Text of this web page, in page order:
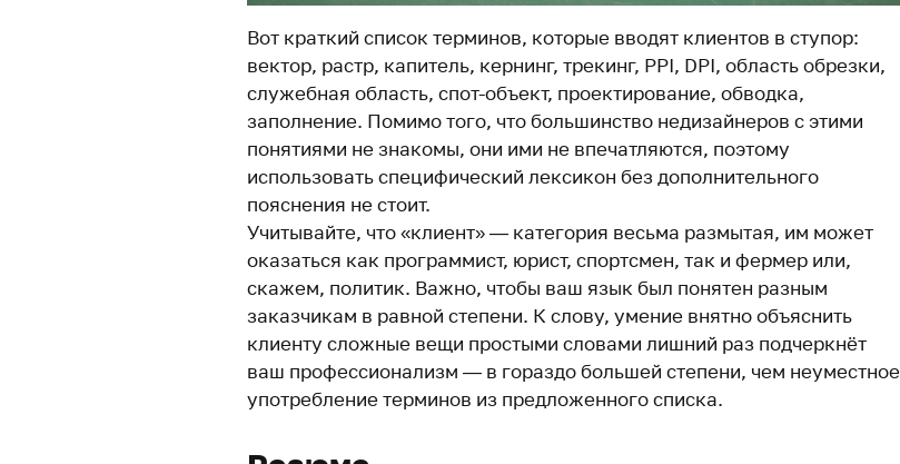
Вот краткий список терминов, которые вводят клиентов в ступор:
вектор, растр, капитель, кернинг, трекинг, PPI, DPI, область обрезки,
служебная область, спот-объект, проектирование, обводка,
заполнение. Помимо того, что большинство недизайнеров с этими
понятиями не знакомы, они ими не впечатляются, поэтому
использовать специфический лексикон без дополнительного
пояснения не стоит.
Учитывайте, что «клиент» — категория весьма размытая, им может
оказаться как программист, юрист, спортсмен, так и фермер или,
скажем, политик. Важно, чтобы ваш язык был понятен разным
заказчикам в равной степени. К слову, умение внятно объяснить
клиенту сложные вещи простыми словами лишний раз подчеркнёт
ваш профессионализм — в гораздо большей степени, чем неуместное
употребление терминов из предложенного списка.